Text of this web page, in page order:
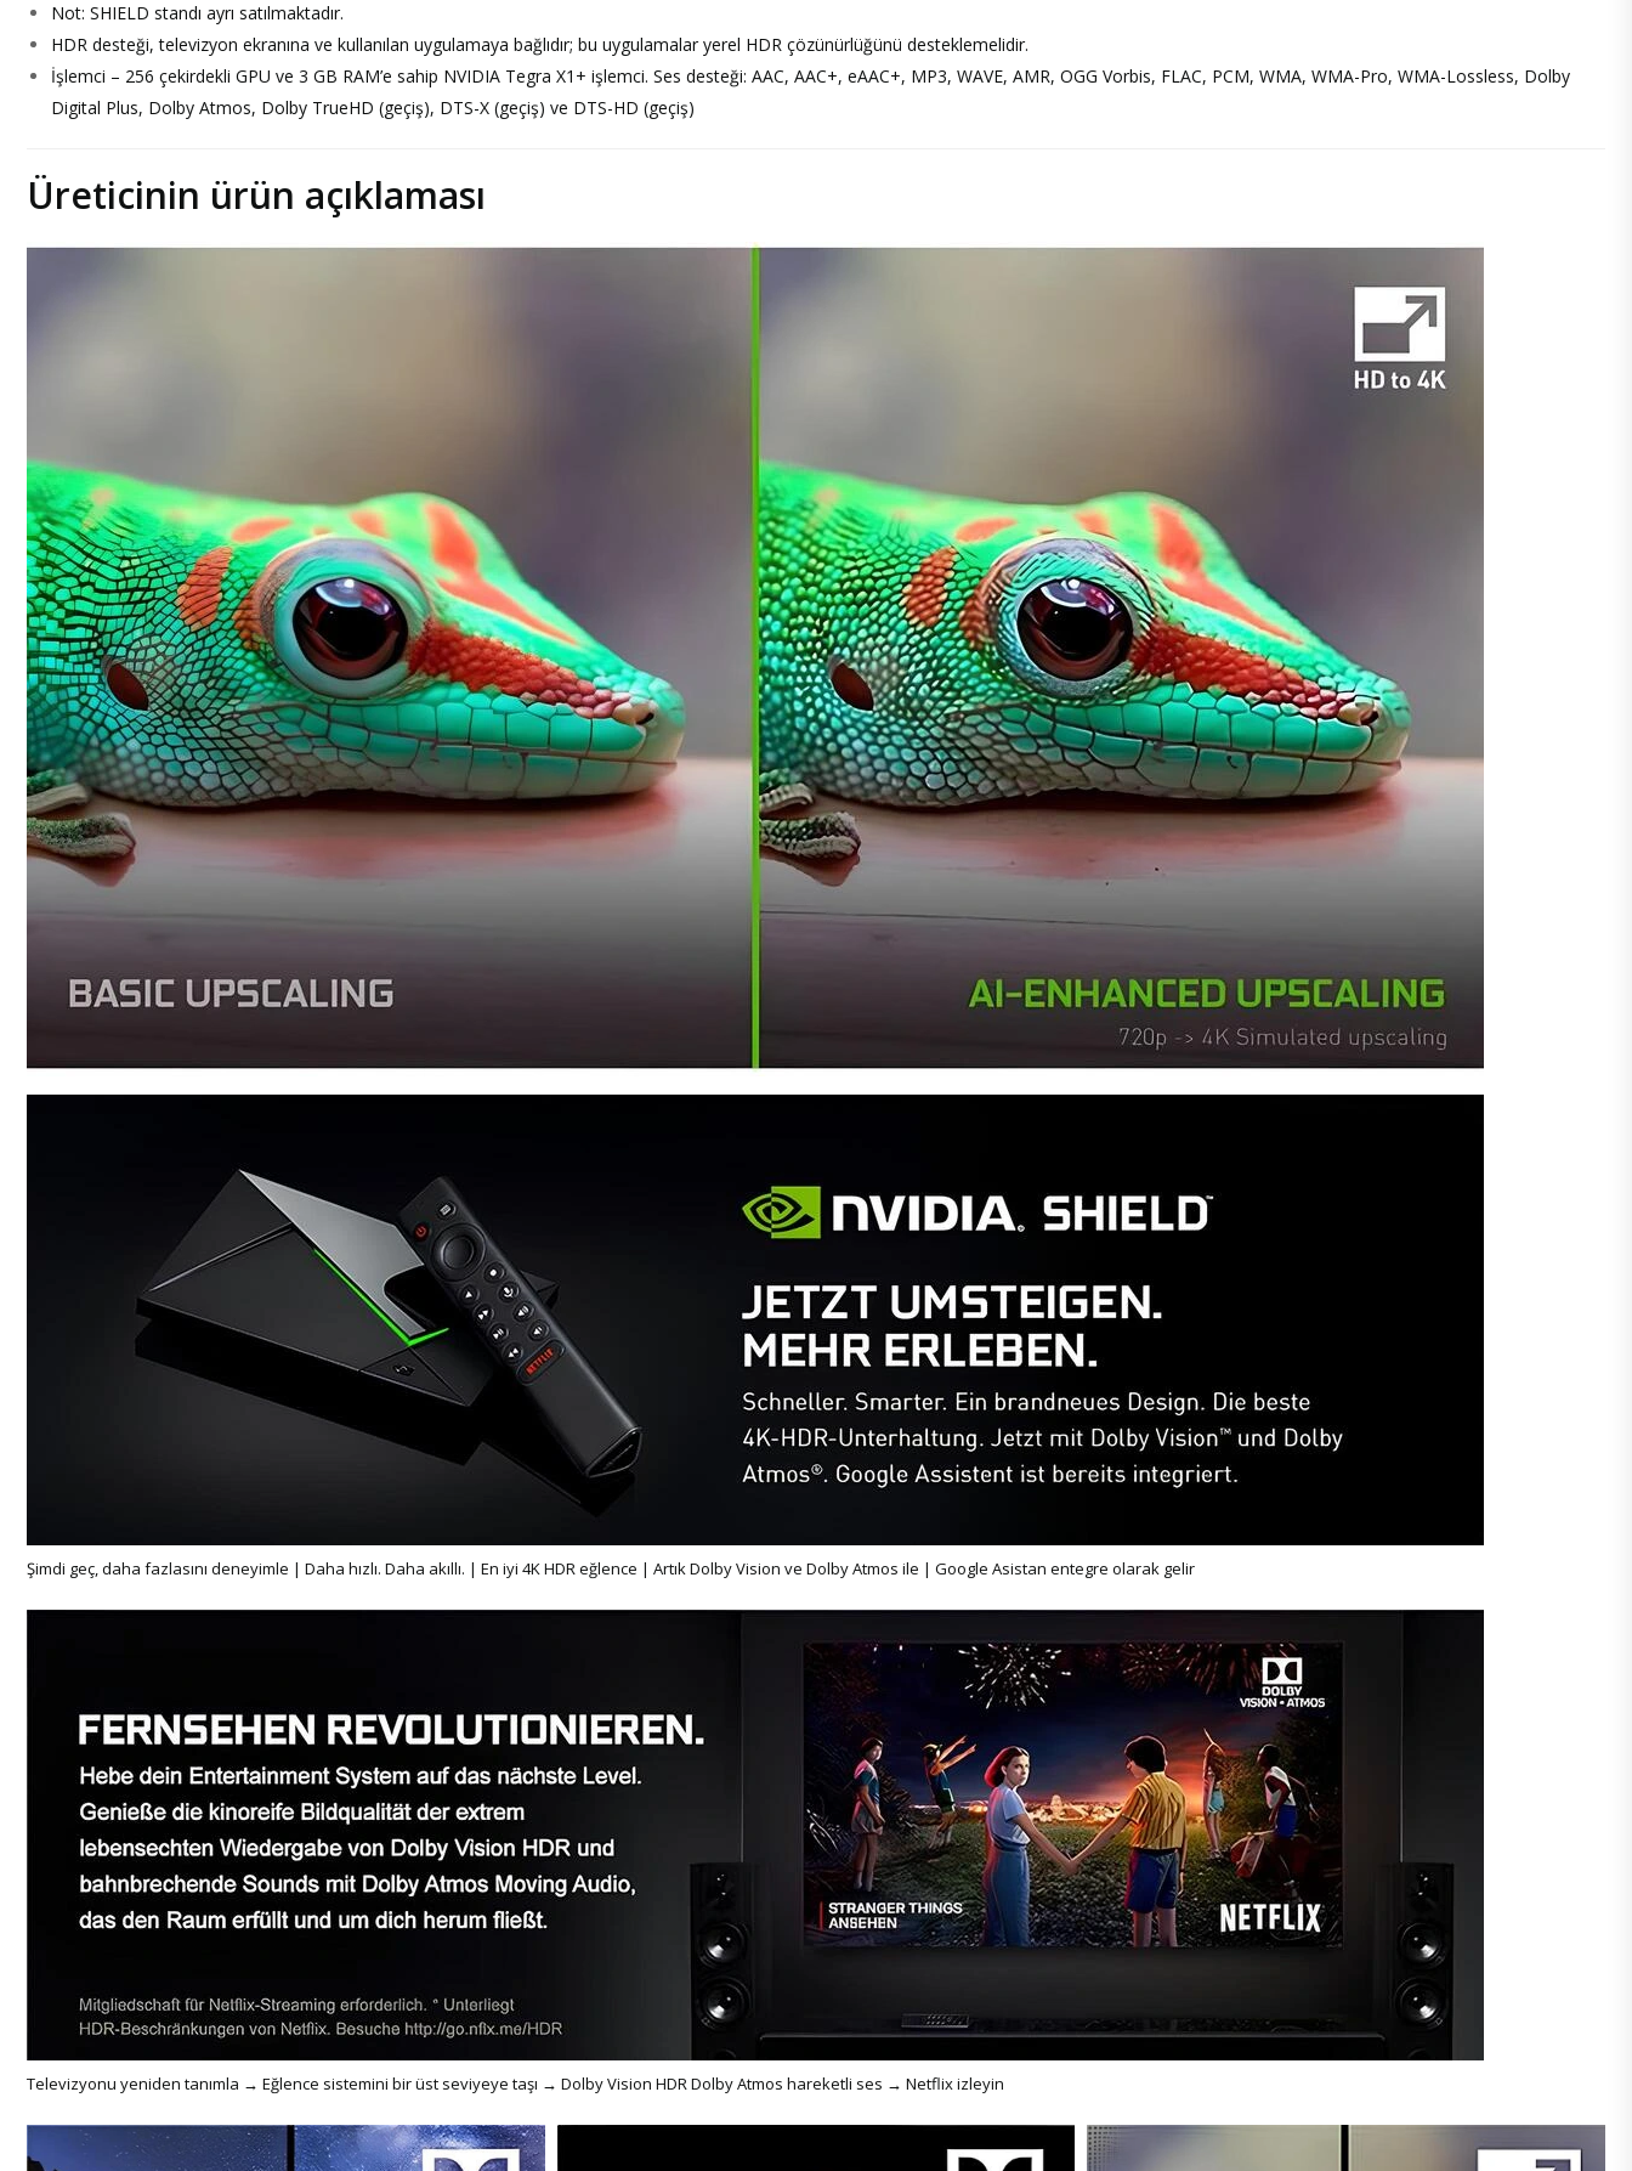
Not: SHIELD standı ayrı satılmaktadır.
HDR desteği, televizyon ekranına ve kullanılan uygulamaya bağlıdır; bu uygulamalar yerel HDR çözünürlüğünü desteklemelidir.
İşlemci – 256 çekirdekli GPU ve 3 GB RAM’e sahip NVIDIA Tegra X1+ işlemci. Ses desteği: AAC, AAC+, eAAC+, MP3, WAVE, AMR, OGG Vorbis, FLAC, PCM, WMA, WMA-Pro, WMA-Lossless, Dolby
Digital Plus, Dolby Atmos, Dolby TrueHD (geçiş), DTS-X (geçiş) ve DTS-HD (geçiş)
Üreticinin ürün açıklaması
Şimdi geç, daha fazlasını deneyimle | Daha hızlı. Daha akıllı. | En iyi 4K HDR eğlence | Artık Dolby Vision ve Dolby Atmos ile | Google Asistan entegre olarak gelir
Televizyonu yeniden tanımla → Eğlence sistemini bir üst seviyeye taşı → Dolby Vision HDR Dolby Atmos hareketli ses → Netflix izleyin